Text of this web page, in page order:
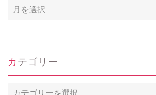
カテゴリー